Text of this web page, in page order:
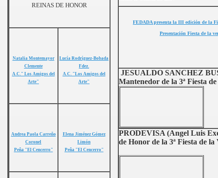
FEDADA presenta la III edición de la
Presentación Fiesta de la
JESUALDO SANCHEZ
Mantenedor de la 3ª Fiesta
PRODEVISA (Angel Luis
de Honor de la 3ª Fiesta de la
REINAS DE HONOR
Natalia Montemayor
Clemente
A.C." Los Amigos del
Arte"
Lucía Rodríguez-Bobada
Fdez.
A.C. "Los Amigos del
Arte"
Andrea Paola Carreño
Coronel
Peña "El Cencerro"
Elena Jiménez Gómez
Limón
Peña "El Cencerro"